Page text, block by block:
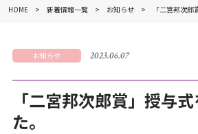
HOME 新着情報一覧 お知らせ 「二宮邦次郎
お知らせ 2023.06.07
「二宮邦次郎賞」授与
た。